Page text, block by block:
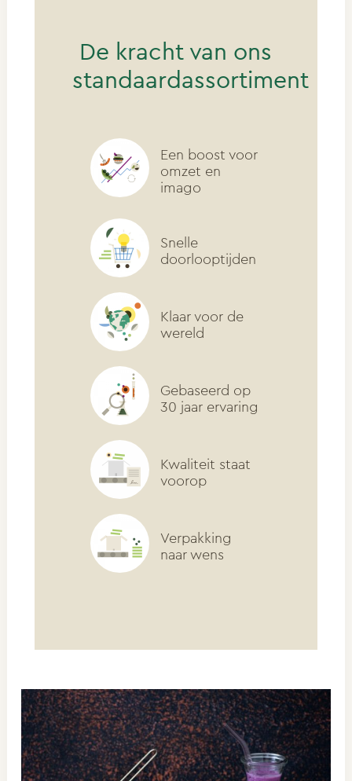
De kracht van ons
standaardassortiment
Een boost voor
omzet en
imago
Snelle
doorlooptijden
Klaar voor de
wereld
Gebaseerd op
30 jaar ervaring
Kwaliteit staat
voorop
Verpakking
naar wens